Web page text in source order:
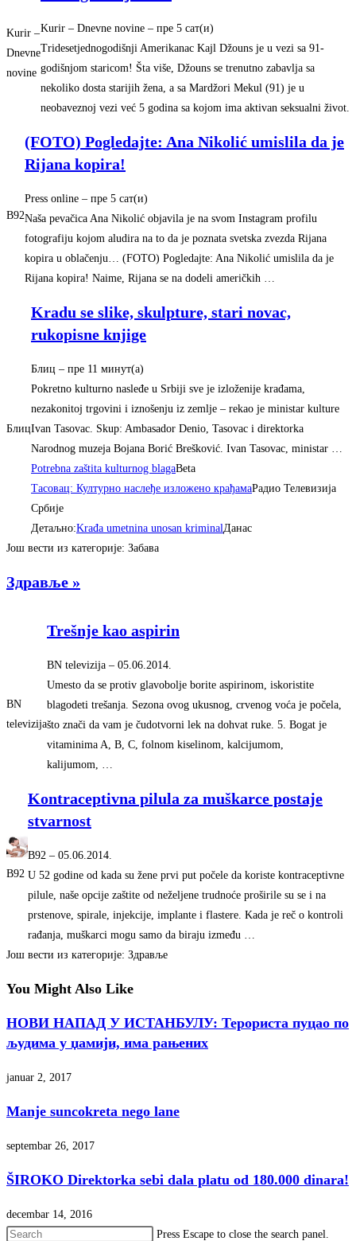
Kurir –
Dnevne
novine
Kurir – Dnevne novine – ‎пре 5 сат(и)‎
Tridesetjednogodišnji Amerikanac Kajl Džouns je u vezi sa 91-
godišnjom staricom! Šta više, Džouns se trenutno zabavlja sa
nekoliko dosta starijih žena, a sa Mardžori Mekul (91) je u
neobaveznoj vezi već 5 godina sa kojom ima aktivan seksualni život.
B92
(FOTO) Pogledajte: Ana Nikolić umislila da je
Rijana kopira!
Press online – ‎пре 5 сат(и)‎
Naša pevačica Ana Nikolić objavila je na svom Instagram profilu
fotografiju kojom aludira na to da je poznata svetska zvezda Rijana
kopira u oblačenju… (FOTO) Pogledajte: Ana Nikolić umislila da je
Rijana kopira! Naime, Rijana se na dodeli američkih …
Блиц
Kradu se slike, skulpture, stari novac,
rukopisne knjige
Блиц – ‎пре 11 минут(а)‎
Pokretno kulturno nasleđe u Srbiji sve je izloženije krađama,
nezakonitoj trgovini i iznošenju iz zemlje – rekao je ministar kulture
Ivan Tasovac. Skup: Ambasador Denio, Tasovac i direktorka
Narodnog muzeja Bojana Borić Brešković. Ivan Tasovac, ministar …
Potrebna zaštita kulturnog blagaBeta
Тасовац: Културно наслеђе изложено крађамаРадио Телевизија
Србије
Детаљно:Krađa umetnina unosan kriminalДанас
Још вести из категорије: Забава
Здравље »
BN
televizija
Trešnje kao aspirin
BN televizija – ‎05.06.2014.‎
Umesto da se protiv glavobolje borite aspirinom, iskoristite
blagodeti trešanja. Sezona ovog ukusnog, crvenog voća je počela,
što znači da vam je čudotvorni lek na dohvat ruke. 5. Bogat je
vitaminima A, B, C, folnom kiselinom, kalcijumom,
kalijumom, …
B92
Kontraceptivna pilula za muškarce postaje
stvarnost
B92 – ‎05.06.2014.‎
U 52 godine od kada su žene prvi put počele da koriste kontraceptivne
pilule, naše opcije zaštite od neželjene trudnoće proširile su se i na
prstenove, spirale, injekcije, implante i flastere. Kada je reč o kontroli
rađanja, muškarci mogu samo da biraju između …
Још вести из категорије: Здравље
You Might Also Like
НОВИ НАПАД У ИСТАНБУЛУ: Терориста пуцао по
људима у џамији, има рањених
januar 2, 2017
Manje suncokreta nego lane
septembar 26, 2017
ŠIROKO Direktorka sebi dala platu od 180.000 dinara!
decembar 14, 2016
Press Escape to close the search panel.